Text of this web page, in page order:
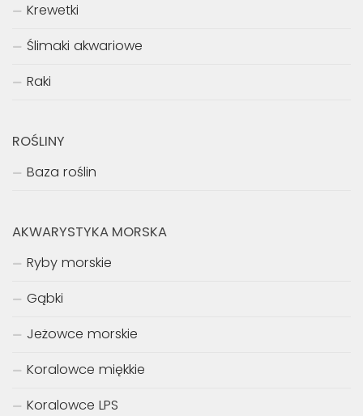
Krewetki
Ślimaki akwariowe
Raki
ROŚLINY
Baza roślin
AKWARYSTYKA MORSKA
Ryby morskie
Gąbki
Jeżowce morskie
Koralowce miękkie
Koralowce LPS